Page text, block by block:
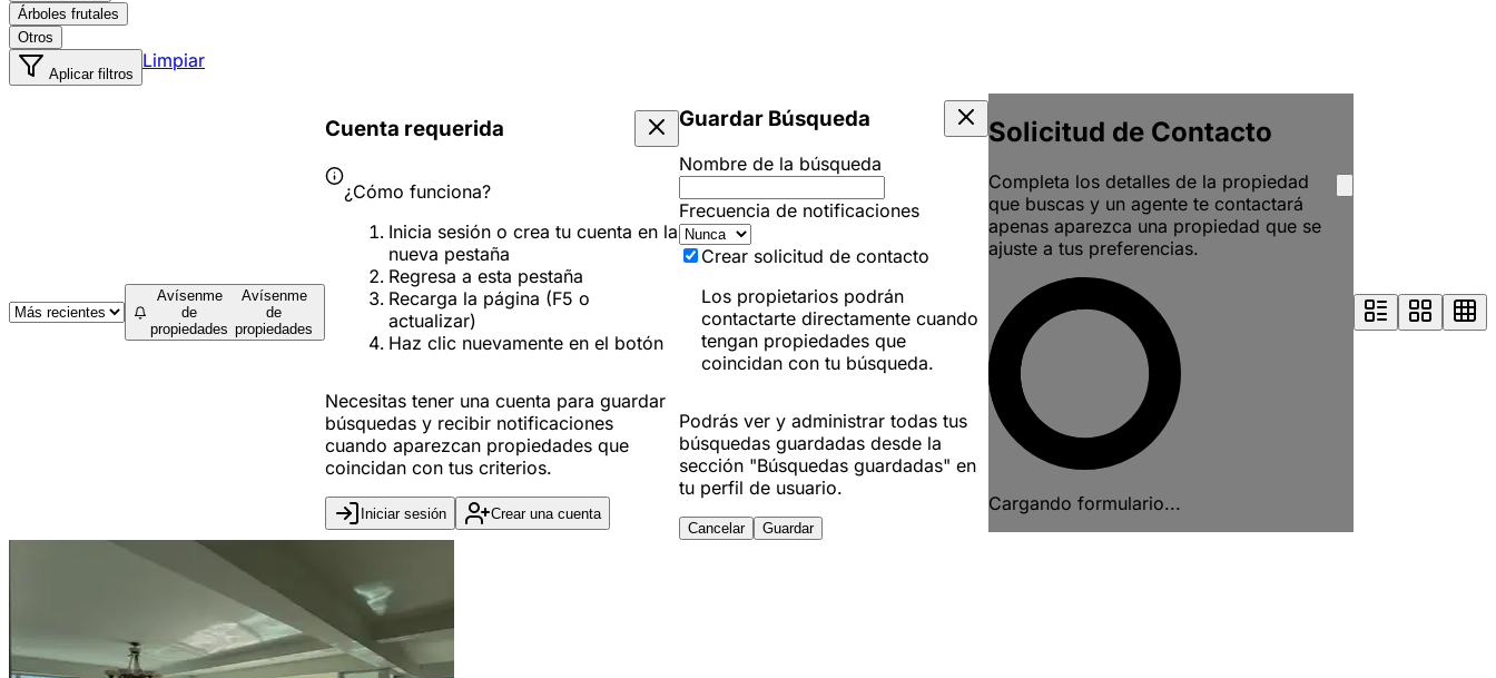
Árboles frutales
Otros
Aplicar filtros
Limpiar
Avísenme
de
propiedades
Avísenme
de
propiedades
Cuenta requerida
¿Cómo funciona?
Inicia sesión o crea tu cuenta en la
nueva pestaña
Regresa a esta pestaña
Recarga la página (F5 o
actualizar)
Haz clic nuevamente en el botón
Necesitas tener una cuenta para guardar
búsquedas y recibir notificaciones
cuando aparezcan propiedades que
coincidan con tus criterios.
Iniciar sesión Crear una cuenta
Guardar Búsqueda
Nombre de la búsqueda
Frecuencia de notificaciones
Crear solicitud de contacto
Los propietarios podrán
contactarte directamente cuando
tengan propiedades que
coincidan con tu búsqueda.
Podrás ver y administrar todas tus
búsquedas guardadas desde la
sección "Búsquedas guardadas" en
tu perfil de usuario.
Cancelar Guardar
Solicitud de Contacto
Completa los detalles de la propiedad
que buscas y un agente te contactará
apenas aparezca una propiedad que se
ajuste a tus preferencias.
Cargando formulario...